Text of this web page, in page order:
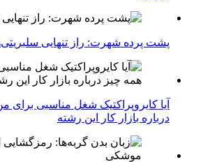
پشت پرده شهرت: راز تنهایی
آیا کایروپراکتیک شغل مناسبی
درباره بازار کار این رشته